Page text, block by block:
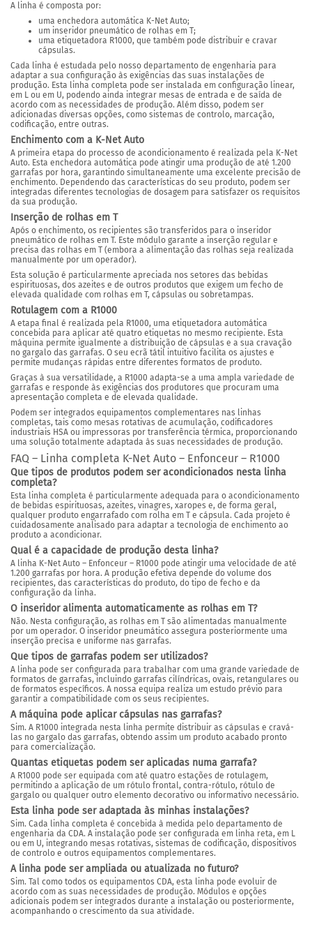
A linha é composta por:
uma enchedora automática K-Net Auto;
um inseridor pneumático de rolhas em T;
uma etiquetadora R1000, que também pode distribuir e cravar
cápsulas.
Cada linha é estudada pelo nosso departamento de engenharia para
adaptar a sua configuração às exigências das suas instalações de
produção. Esta linha completa pode ser instalada em configuração linear,
em L ou em U, podendo ainda integrar mesas de entrada e de saída de
acordo com as necessidades de produção. Além disso, podem ser
adicionadas diversas opções, como sistemas de controlo, marcação,
codificação, entre outras.
Enchimento com a K-Net Auto
A primeira etapa do processo de acondicionamento é realizada pela K-Net
Auto. Esta enchedora automática pode atingir uma produção de até 1.200
garrafas por hora, garantindo simultaneamente uma excelente precisão de
enchimento. Dependendo das características do seu produto, podem ser
integradas diferentes tecnologias de dosagem para satisfazer os requisitos
da sua produção.
Inserção de rolhas em T
Após o enchimento, os recipientes são transferidos para o inseridor
pneumático de rolhas em T. Este módulo garante a inserção regular e
precisa das rolhas em T (embora a alimentação das rolhas seja realizada
manualmente por um operador).
Esta solução é particularmente apreciada nos setores das bebidas
espirituosas, dos azeites e de outros produtos que exigem um fecho de
elevada qualidade com rolhas em T, cápsulas ou sobretampas.
Rotulagem com a R1000
A etapa final é realizada pela R1000, uma etiquetadora automática
concebida para aplicar até quatro etiquetas no mesmo recipiente. Esta
máquina permite igualmente a distribuição de cápsulas e a sua cravação
no gargalo das garrafas. O seu ecrã tátil intuitivo facilita os ajustes e
permite mudanças rápidas entre diferentes formatos de produto.
Graças à sua versatilidade, a R1000 adapta-se a uma ampla variedade de
garrafas e responde às exigências dos produtores que procuram uma
apresentação completa e de elevada qualidade.
Podem ser integrados equipamentos complementares nas linhas
completas, tais como mesas rotativas de acumulação, codificadores
industriais HSA ou impressoras por transferência térmica, proporcionando
uma solução totalmente adaptada às suas necessidades de produção.
FAQ – Linha completa K-Net Auto – Enfonceur – R1000
Que tipos de produtos podem ser acondicionados nesta linha
completa?
Esta linha completa é particularmente adequada para o acondicionamento
de bebidas espirituosas, azeites, vinagres, xaropes e, de forma geral,
qualquer produto engarrafado com rolha em T e cápsula. Cada projeto é
cuidadosamente analisado para adaptar a tecnologia de enchimento ao
produto a acondicionar.
Qual é a capacidade de produção desta linha?
A linha K-Net Auto – Enfonceur – R1000 pode atingir uma velocidade de até
1.200 garrafas por hora. A produção efetiva depende do volume dos
recipientes, das características do produto, do tipo de fecho e da
configuração da linha.
O inseridor alimenta automaticamente as rolhas em T?
Não. Nesta configuração, as rolhas em T são alimentadas manualmente
por um operador. O inseridor pneumático assegura posteriormente uma
inserção precisa e uniforme nas garrafas.
Que tipos de garrafas podem ser utilizados?
A linha pode ser configurada para trabalhar com uma grande variedade de
formatos de garrafas, incluindo garrafas cilíndricas, ovais, retangulares ou
de formatos específicos. A nossa equipa realiza um estudo prévio para
garantir a compatibilidade com os seus recipientes.
A máquina pode aplicar cápsulas nas garrafas?
Sim. A R1000 integrada nesta linha permite distribuir as cápsulas e cravá-
las no gargalo das garrafas, obtendo assim um produto acabado pronto
para comercialização.
Quantas etiquetas podem ser aplicadas numa garrafa?
A R1000 pode ser equipada com até quatro estações de rotulagem,
permitindo a aplicação de um rótulo frontal, contra-rótulo, rótulo de
gargalo ou qualquer outro elemento decorativo ou informativo necessário.
Esta linha pode ser adaptada às minhas instalações?
Sim. Cada linha completa é concebida à medida pelo departamento de
engenharia da CDA. A instalação pode ser configurada em linha reta, em L
ou em U, integrando mesas rotativas, sistemas de codificação, dispositivos
de controlo e outros equipamentos complementares.
A linha pode ser ampliada ou atualizada no futuro?
Sim. Tal como todos os equipamentos CDA, esta linha pode evoluir de
acordo com as suas necessidades de produção. Módulos e opções
adicionais podem ser integrados durante a instalação ou posteriormente,
acompanhando o crescimento da sua atividade.